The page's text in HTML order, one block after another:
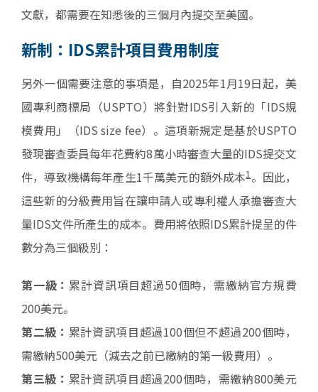
文獻，都需要在知悉後的三個月內提交至美國。
新制：IDS累計項目費用制度
另外一個需要注意的事項是，自2025年1月19日起，美
國專利商標局（USPTO）將針對IDS引入新的「IDS規
模費用」（IDS size fee）。這項新規定是基於USPTO
發現審查委員每年花費約8萬小時審查大量的IDS提交文
件，導致機構每年產生1千萬美元的額外成本1 。因此，
這些新的分級費用旨在讓申請人或專利權人承擔審查大
量IDS文件所產生的成本。費用將依照IDS累計提呈的件
數分為三個級別：
第一級：累計資訊項目超過50個時，需繳納官方規費
200美元。
第二級： 累計資訊項目超過100個但不超過200個時，
需繳納500美元（減去之前已繳納的第一級費用）。
第三級： 累計資訊項目超過200個時，需繳納800美元